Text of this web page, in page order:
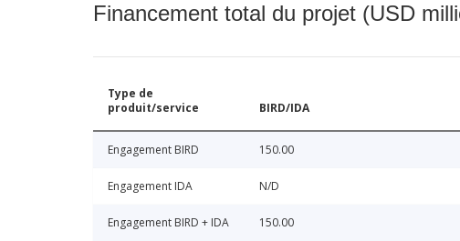
Financement total du projet (USD
Type de
produit/service
BIRD/IDA
Engagement BIRD 150.00
Engagement IDA N/D
Engagement BIRD + IDA 150.00